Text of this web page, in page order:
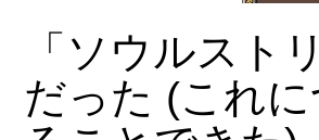
「ソウルスト
だった (これ